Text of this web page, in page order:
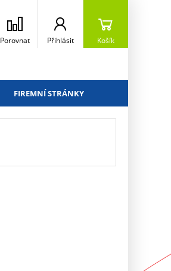
Porovnat Přihlásit Košík
FIREMNÍ STRÁNKY